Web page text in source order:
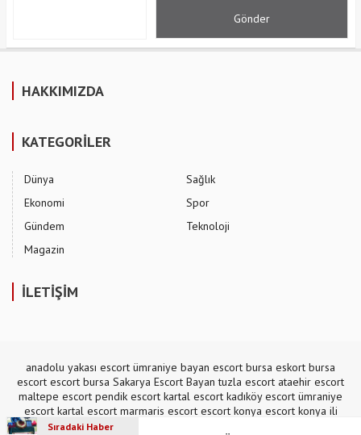
Sıradaki Haber
HAKKIMIZDA
KATEGORİLER
Dünya
Ekonomi
Gündem
Magazin
Sağlık
Spor
Teknoloji
İLETİŞİM
anadolu yakası escort ümraniye bayan escort bursa eskort bursa
escort escort bursa Sakarya Escort Bayan tuzla escort ataehir escort
maltepe escort pendik escort kartal escort kadıköy escort ümraniye
escort kartal escort marmaris escort escort konya escort konya ili